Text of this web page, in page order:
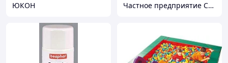
ЮКОН Частное предприятие София Мед